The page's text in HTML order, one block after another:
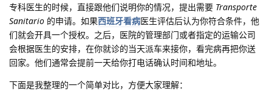
专科医生的时候，直接跟他们说明你的情况，提出需要 Transporte
Sanitario 的申请。如果西班牙看病医生评估后认为你符合条件，他
们就会开具一个授权。之后，医院的管理部门或者指定的运输公司
会根据医生的安排，在你就诊的当天派车来接你，看完病再把你送
回家。他们通常会提前一天给你打电话确认时间和地址。
下面是我整理的一个简单对比，方便大家理解：